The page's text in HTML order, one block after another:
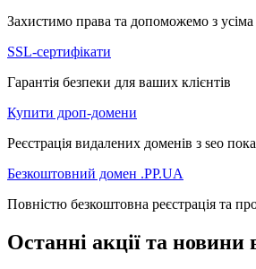
Захистимо права та допоможемо з
SSL-сертифікати
Гарантія безпеки для ваших клієнтів
Купити дроп-домени
Реєстрація видалених доменів з seo
Безкоштовний домен .PP.UA
Повністю безкоштовна реєстрація та
Останні акції та новини